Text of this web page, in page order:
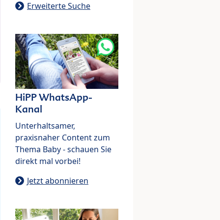
Erweiterte Suche
HiPP WhatsApp-
Kanal
Unterhaltsamer,
praxisnaher Content zum
Thema Baby - schauen Sie
direkt mal vorbei!
Jetzt abonnieren